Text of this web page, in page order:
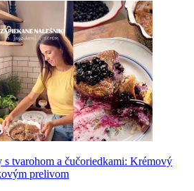
s tvarohom a čučoriedkami: Krémový
prelivom